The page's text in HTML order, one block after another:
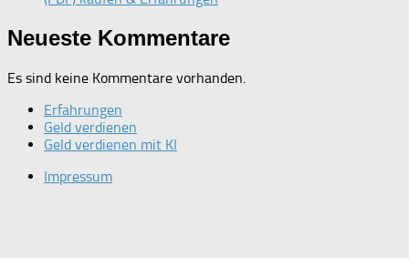
Neueste Kommentare
Es sind keine Kommentare vorhanden.
Erfahrungen
Geld verdienen
Geld verdienen mit KI
Impressum